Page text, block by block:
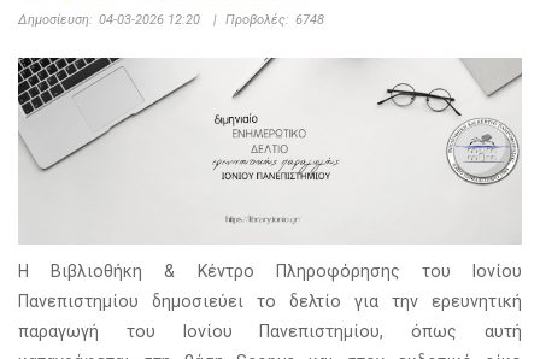
Δημοσίευση: 04-03-2026 12:20 | Προβολές: 6748
Η Βιβλιοθήκη & Κέντρο Πληροφόρησης του Ιονίου
Πανεπιστημίου δημοσιεύει το δελτίο για την ερευνητική
παραγωγή του Ιονίου Πανεπιστημίου, όπως αυτή